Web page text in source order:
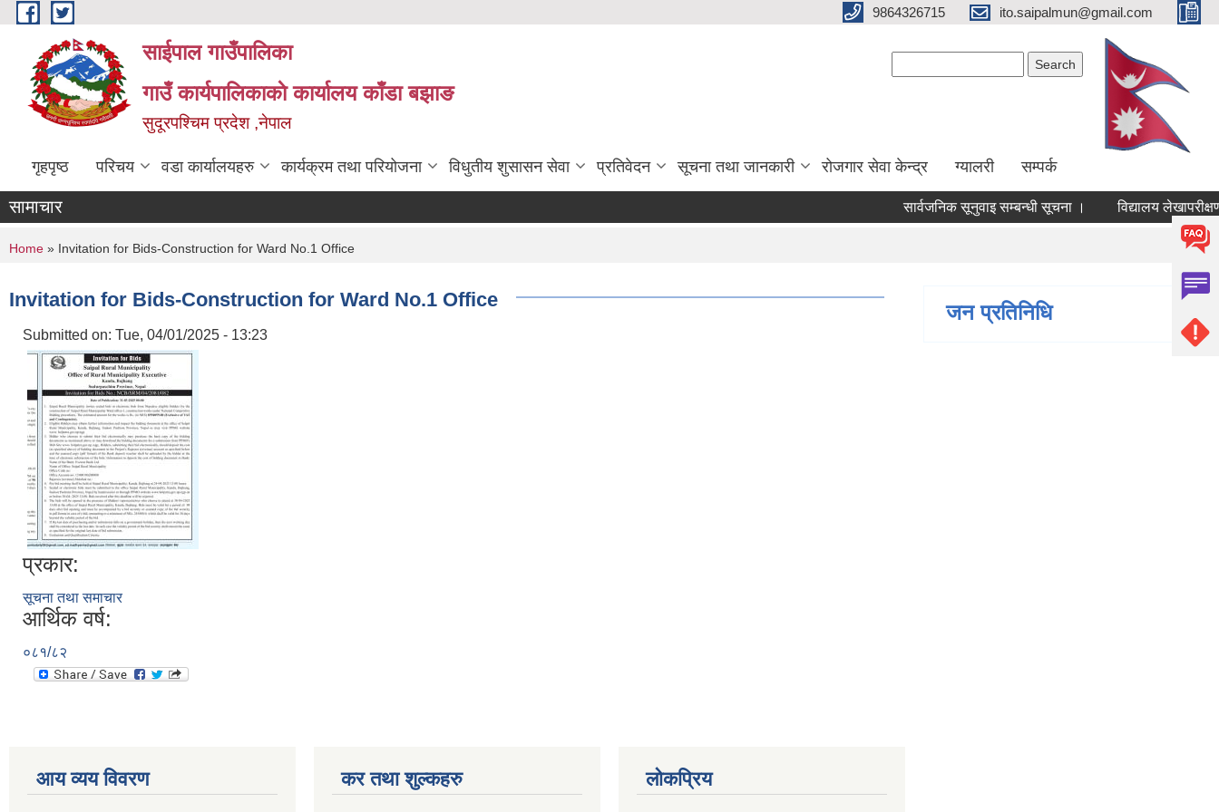
Skip to main content 9864326715 ito.saipalmun@gmail.com
साईपाल गाउँपालिका
गाउँ कार्यपालिकाकाे कार्यालय काँडा बझाङ
सुदूरपश्चिम प्रदेश ,नेपाल
गृहपृष्ठ परिचय वडा कार्यालयहरु कार्यक्रम तथा परियोजना विधुतीय शुसासन सेवा प्रतिवेदन सूचना तथा जानकारी रोजगार सेवा केन्द्र ग्यालरी सम्पर्क
सामाचार सार्वजनिक सूनुवाइ सम्बन्धी सूचना । विद्यालय
You are here
Home » Invitation for Bids-Construction for Ward No.1 Office
Invitation for Bids-Construction for Ward No.1 Office
Submitted on: Tue, 04/01/2025 - 13:23
प्रकार:
सूचना तथा समाचार
आर्थिक वर्ष:
०८१/८२
जन प्रतिनिधि
आय व्यय विवरण कर तथा शुल्कहरु लोकप्रिय